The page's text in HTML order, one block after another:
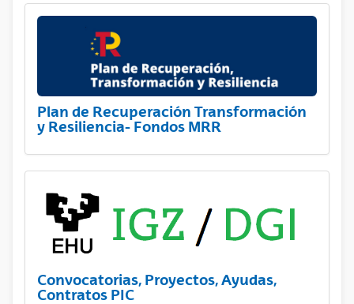
Plan de Recuperación Transformación
y Resiliencia- Fondos MRR
Convocatorias, Proyectos, Ayudas,
Contratos PIC